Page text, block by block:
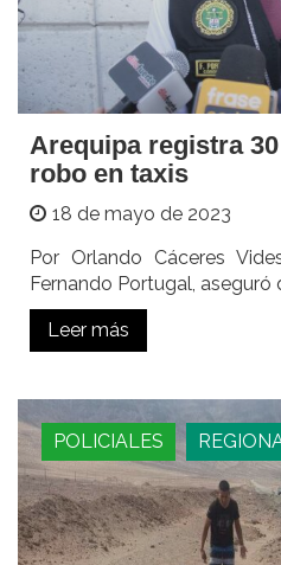
Arequipa registra
robo en taxis
18 de mayo de 2023
Por Orlando Cáceres
Fernando Portugal, aseguró
Leer más
POLICIALES